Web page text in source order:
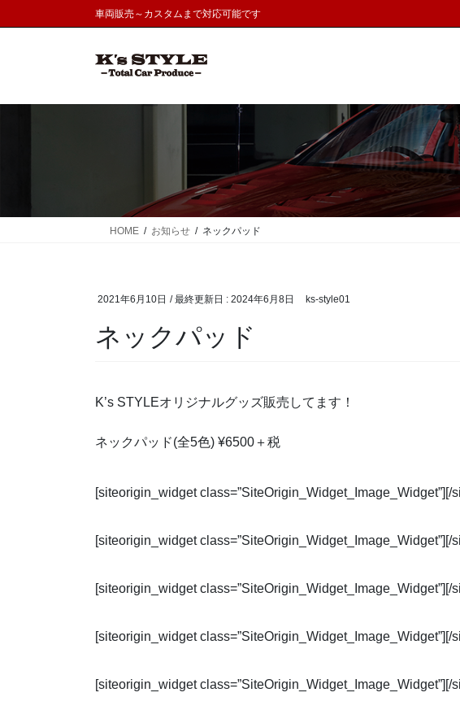
ン
に
ビ
ョ
車両販売～カスタムまで対応可能です
HOME お知らせ ネックパッド
2021年6月10日 / 最終更新日 : 2024年6月8日 ks-style01
ネックパッド
K’s STYLEオリジナルグッズ販売してます！
ネックパッド(全5色) ¥6500＋税
[siteorigin_widget class=”SiteOrigin_Widget_Image_Widget”] [/
[siteorigin_widget class=”SiteOrigin_Widget_Image_Widget”] [/
[siteorigin_widget class=”SiteOrigin_Widget_Image_Widget”] [/
[siteorigin_widget class=”SiteOrigin_Widget_Image_Widget”] [/
[siteorigin_widget class=”SiteOrigin_Widget_Image_Widget”] [/